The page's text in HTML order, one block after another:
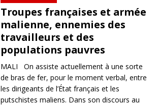
Troupes françaises et armée
malienne, ennemies des
travailleurs et des
populations pauvres
MALI On assiste actuellement à une sorte
de bras de fer, pour le moment verbal, entre
les dirigeants de l’État français et les
putschistes maliens. Dans son discours au